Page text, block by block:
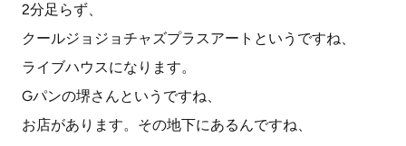
2分足らず、
クールジョジョチャズプラスアートというですね、
ライブハウスになります。
Gパンの堺さんというですね、
お店があります。その地下にあるんですね、